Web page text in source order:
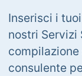
Inserisci i
nostri Servizi
consulente